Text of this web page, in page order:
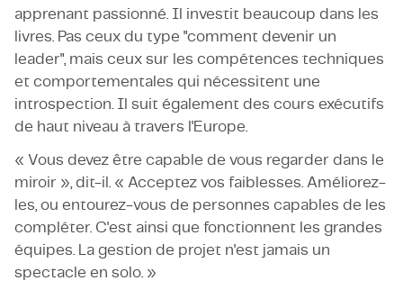
apprenant passionné. Il investit beaucoup dans les
livres. Pas ceux du type "comment devenir un
leader", mais ceux sur les compétences techniques
et comportementales qui nécessitent une
introspection. Il suit également des cours exécutifs
de haut niveau à travers l'Europe.
« Vous devez être capable de vous regarder dans le
miroir », dit-il. « Acceptez vos faiblesses. Améliorez-
les, ou entourez-vous de personnes capables de les
compléter. C'est ainsi que fonctionnent les grandes
équipes. La gestion de projet n'est jamais un
spectacle en solo. »